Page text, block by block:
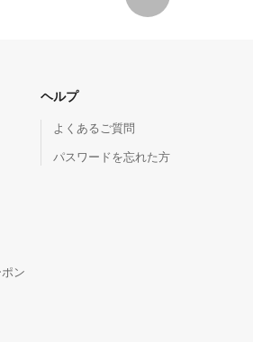
ン
ヘルプ
よくあるご質問
パスワードを忘れた方